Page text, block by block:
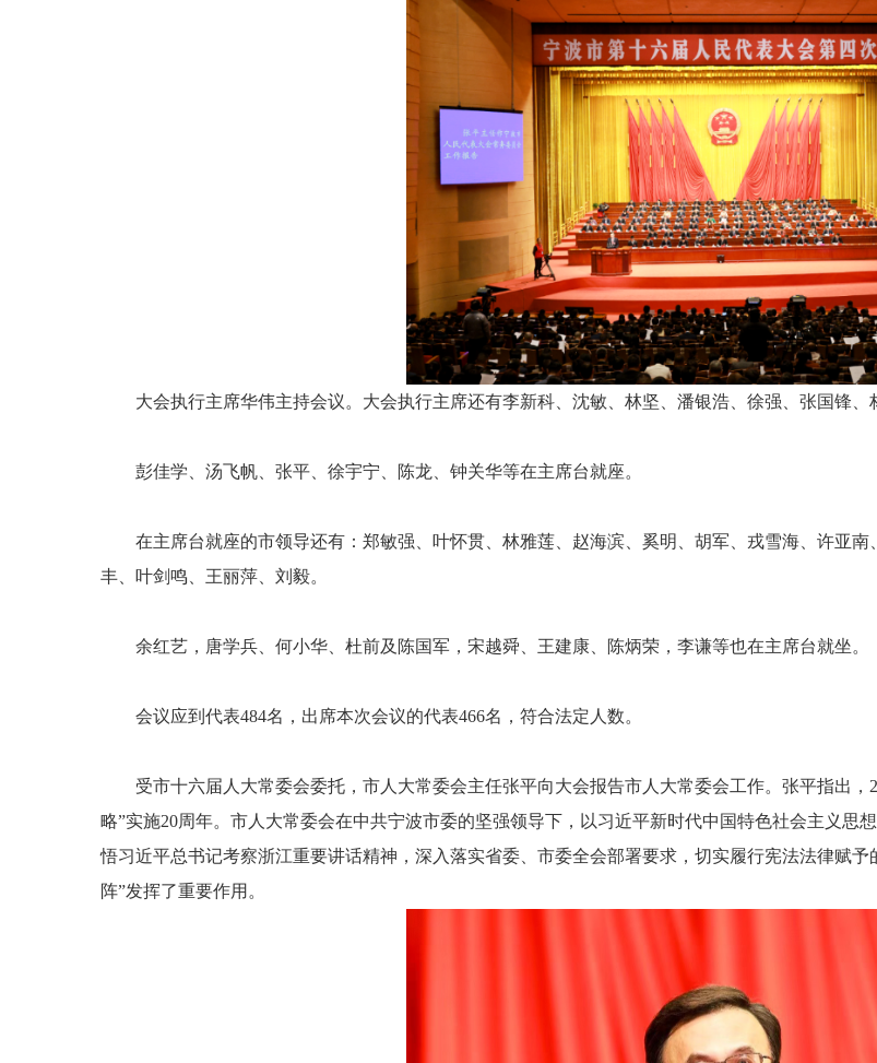
大会执行主席华伟主持会议。大会执行主席还有李新科、沈敏、林坚、潘银浩、徐强、张国锋、
彭佳学、汤飞帆、张平、徐宇宁、陈龙、钟关华等在主席台就座。
在主席台就座的市领导还有：郑敏强、叶怀贯、林雅莲、赵海滨、奚明、胡军、戎雪海、许亚
丰、叶剑鸣、王丽萍、刘毅。
余红艺，唐学兵、何小华、杜前及陈国军，宋越舜、王建康、陈炳荣，李谦等也在主席台就坐。
会议应到代表484名，出席本次会议的代表466名，符合法定人数。
受市十六届人大常委会委托，市人大常委会主任张平向大会报告市人大常委会工作。张平指出
略”实施20周年。市人大常委会在中共宁波市委的坚强领导下，以习近平新时代中国特色社会主义思
悟习近平总书记考察浙江重要讲话精神，深入落实省委、市委全会部署要求，切实履行宪法法律赋
阵”发挥了重要作用。